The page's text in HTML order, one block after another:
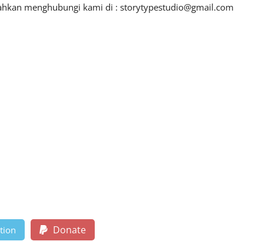
menghubungi kami di : storytypestudio@gmail.com
Donate